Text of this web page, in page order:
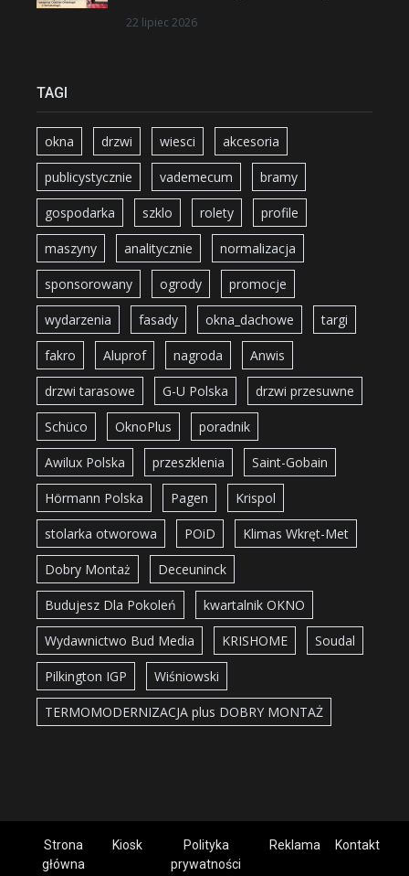
22 lipiec 2026
TAGI
okna drzwi wiesci akcesoria
publicystycznie vademecum bramy
gospodarka szklo rolety profile
maszyny analitycznie normalizacja
sponsorowany ogrody promocje
wydarzenia fasady okna_dachowe targi
fakro Aluprof nagroda Anwis
drzwi tarasowe G-U Polska drzwi przesuwne
Schüco OknoPlus poradnik
Awilux Polska przeszklenia Saint-Gobain
Hörmann Polska Pagen Krispol
stolarka otworowa POiD Klimas Wkręt-Met
Dobry Montaż Deceuninck
Budujesz Dla Pokoleń kwartalnik OKNO
Wydawnictwo Bud Media KRISHOME Soudal
Pilkington IGP Wiśniowski
TERMOMODERNIZACJA plus DOBRY MONTAŻ
Strona
główna
Kiosk
Polityka
prywatności
Reklama Kontakt